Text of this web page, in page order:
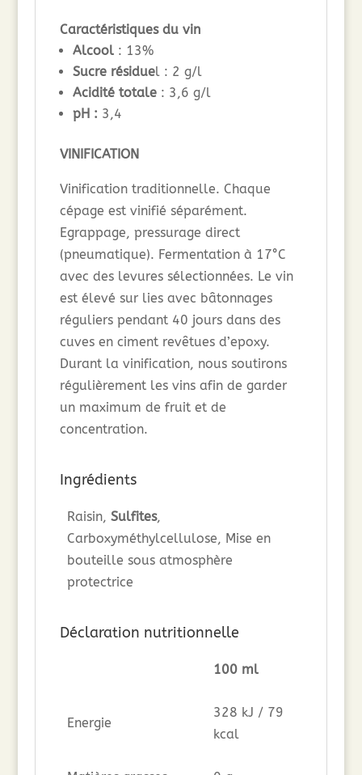
Caractéristiques du vin
Alcool: 13%
Sucre résiduel : 2 g/l
Acidité totale: 3,6 g/l
pH : 3,4
VINIFICATION
Vinification traditionnelle. Chaque
cépage est vinifié séparément.
Egrappage, pressurage direct
(pneumatique). Fermentation à 17°C
avec des levures sélectionnées. Le vin
est élevé sur lies avec bâtonnages
réguliers pendant 40 jours dans des
cuves en ciment revêtues d’epoxy.
Durant la vinification, nous soutirons
régulièrement les vins afin de garder
un maximum de fruit et de
concentration.
Ingrédients
Raisin, Sulfites,
Carboxyméthylcellulose, Mise en
bouteille sous atmosphère
protectrice
Déclaration nutritionnelle
100 ml
Energie
328 kJ / 79
kcal